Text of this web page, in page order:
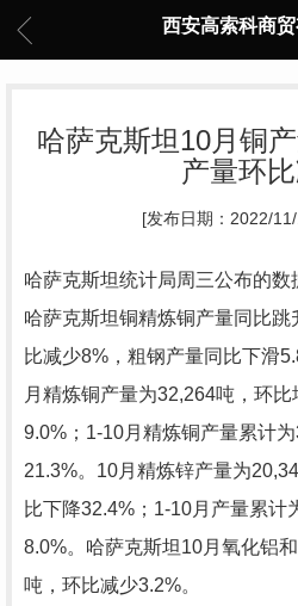
西安高索科商贸
哈萨克斯坦10月铜
产量环
[发布日期：2022/
哈萨克斯坦统计局周三公布的数
哈萨克斯坦铜精炼铜产量同比跳
比减少8%，粗钢产量同比下滑
月精炼铜产量为32,264吨，环
9.0%；1-10月精炼铜产量累计
21.3%。10月精炼锌产量为
比下降32.4%；1-10月产量累计
8.0%。哈萨克斯坦10月氧化铝
吨，环比减少3.2%。